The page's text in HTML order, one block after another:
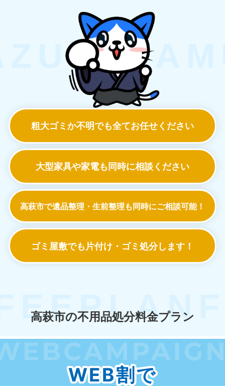
粗大ゴミか不明でも全てお任せください
大型家具や家電も同時に相談ください
高萩市で遺品整理・生前整理も同時にご相談可能！
ゴミ屋敷でも 片付け・ゴミ処分します！
高萩市の不用品処分料金プラン
WEB割で